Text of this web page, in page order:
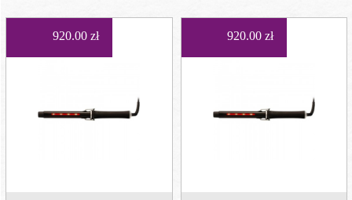
920.00 zł 920.00 zł